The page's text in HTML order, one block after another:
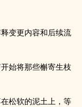
变更内容和后续流
始将那些槲寄生枝
松软的泥土上，等